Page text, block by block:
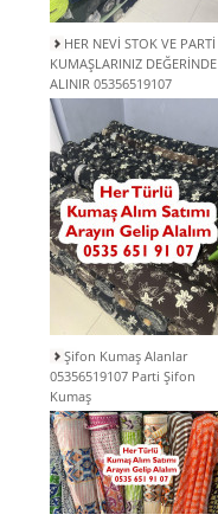
HER NEVİ STOK VE PARTİ
KUMAŞLARINIZ DEĞERİNDE
ALINIR 05356519107
Şifon Kumaş Alanlar
05356519107 Parti Şifon
Kumaş